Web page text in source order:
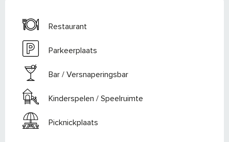
Restaurant
Parkeerplaats
Bar / Versnaperingsbar
Kinderspelen / Speelruimte
Picknickplaats